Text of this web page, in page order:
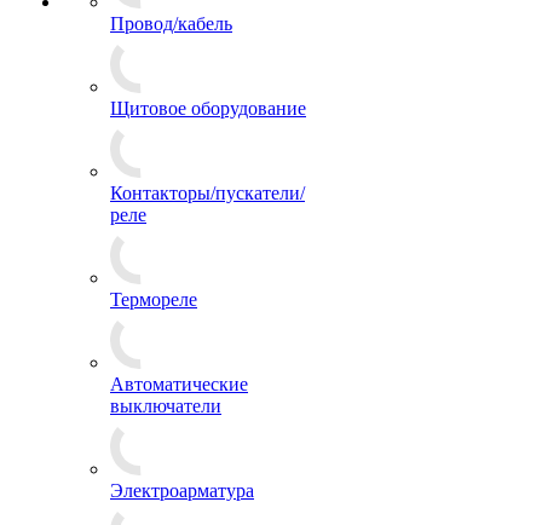
Провод/кабель
Щитовое оборудование
Контакторы/пускатели/
реле
Термореле
Автоматические
выключатели
Электроарматура